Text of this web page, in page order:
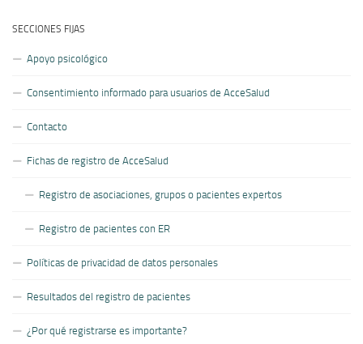
SECCIONES FIJAS
Apoyo psicológico
Consentimiento informado para usuarios de AcceSalud
Contacto
Fichas de registro de AcceSalud
Registro de asociaciones, grupos o pacientes expertos
Registro de pacientes con ER
Políticas de privacidad de datos personales
Resultados del registro de pacientes
¿Por qué registrarse es importante?